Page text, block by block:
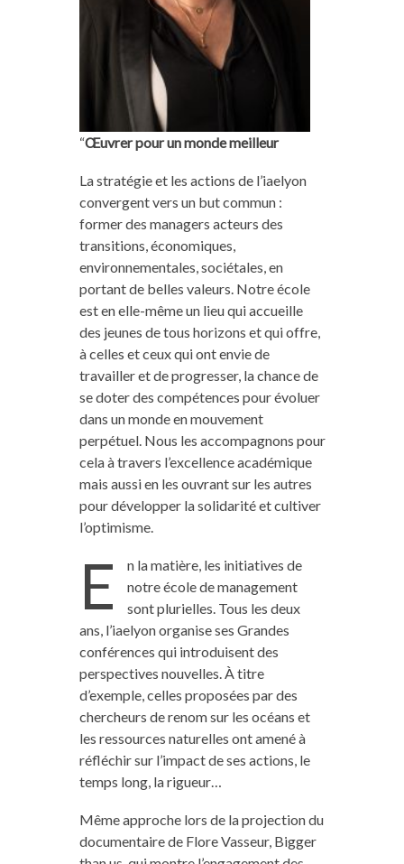
“Œuvrer pour un monde meilleur
La stratégie et les actions de l’iaelyon
convergent vers un but commun :
former des managers acteurs des
transitions, économiques,
environnementales, sociétales, en
portant de belles valeurs. Notre école
est en elle-même un lieu qui accueille
des jeunes de tous horizons et qui offre,
à celles et ceux qui ont envie de
travailler et de progresser, la chance de
se doter des compétences pour évoluer
dans un monde en mouvement
perpétuel. Nous les accompagnons pour
cela à travers l’excellence académique
mais aussi en les ouvrant sur les autres
pour développer la solidarité et cultiver
l’optimisme.
E
n la matière, les initiatives de
notre école de management
sont plurielles. Tous les deux
ans, l’iaelyon organise ses Grandes
conférences qui introduisent des
perspectives nouvelles. À titre
d’exemple, celles proposées par des
chercheurs de renom sur les océans et
les ressources naturelles ont amené à
réfléchir sur l’impact de ses actions, le
temps long, la rigueur…
Même approche lors de la projection du
documentaire de Flore Vasseur, Bigger